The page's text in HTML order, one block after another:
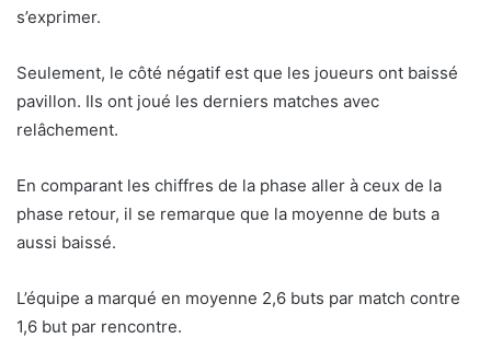
s’exprimer.
Seulement, le côté négatif est que les joueurs ont baissé
pavillon. Ils ont joué les derniers matches avec
relâchement.
En comparant les chiffres de la phase aller à ceux de la
phase retour, il se remarque que la moyenne de buts a
aussi baissé.
L’équipe a marqué en moyenne 2,6 buts par match contre
1,6 but par rencontre.